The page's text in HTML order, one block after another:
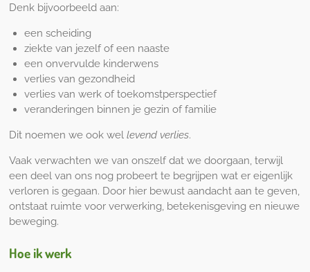
Denk bijvoorbeeld aan:
een scheiding
ziekte van jezelf of een naaste
een onvervulde kinderwens
verlies van gezondheid
verlies van werk of toekomstperspectief
veranderingen binnen je gezin of familie
Dit noemen we ook wel levend verlies.
Vaak verwachten we van onszelf dat we doorgaan, terwijl
een deel van ons nog probeert te begrijpen wat er eigenlijk
verloren is gegaan. Door hier bewust aandacht aan te geven,
ontstaat ruimte voor verwerking, betekenisgeving en nieuwe
beweging.
Hoe ik werk